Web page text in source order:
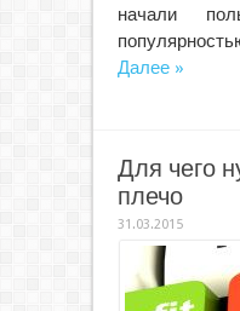
начали
Далее »
Для чего
плечо
31.03.2015